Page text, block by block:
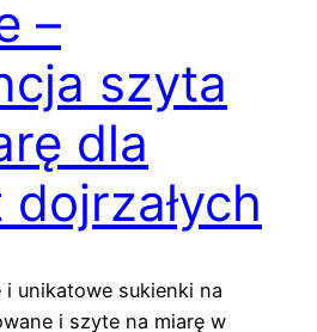
–
szyta
dla
i unikatowe sukienki na
i szyte na miarę w